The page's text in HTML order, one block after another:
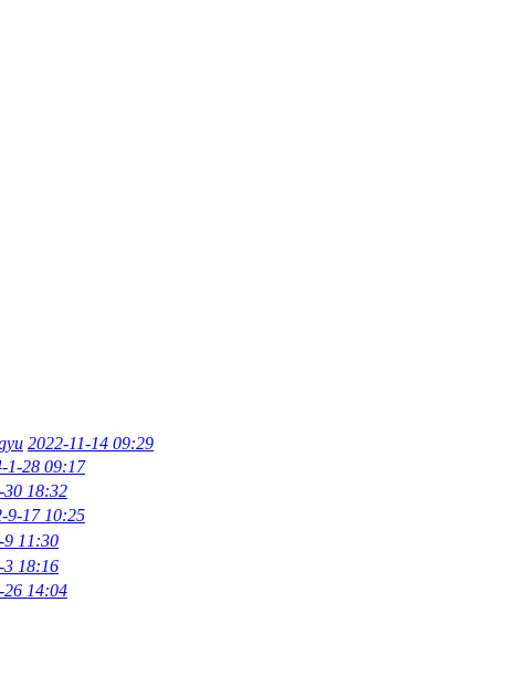
2022-11-14 09:29
1-28 09:17
30 18:32
9-17 10:25
9 11:30
3 18:16
26 14:04